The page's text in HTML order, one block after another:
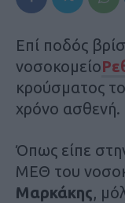
Επί ποδός
νοσοκομείο
κρούσματος
χρόνο ασθενή.
Όπως είπε
ΜΕΘ του
Μαρκάκης,